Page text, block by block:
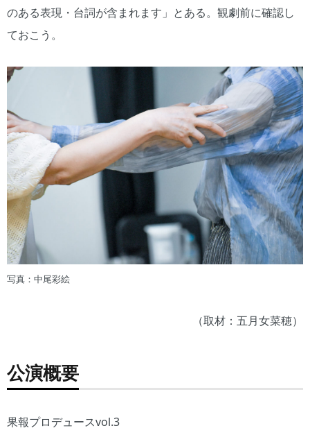
のある表現・台詞が含まれます」とある。観劇前に確認し
ておこう。
写真：中尾彩絵
（取材：五月女菜穂）
公演概要
果報プロデュースvol.3